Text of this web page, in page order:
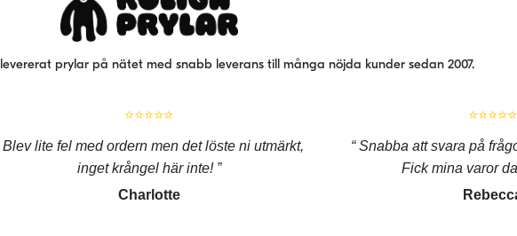
levererat prylar på nätet med snabb leverans till många nöjda kunder sedan 2007.
⭐⭐⭐⭐⭐
lite fel med ordern men det löste ni utmärkt,
inget krångel här inte!
Charlotte
⭐⭐⭐⭐⭐
Snabba att svara på
Fick mina varor